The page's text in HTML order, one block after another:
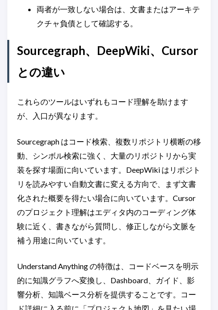
両者が一致しない場合は、文書またはアーキテ
クチャ負債として確認する。
Sourcegraph、DeepWiki、Cursor
との違い
これらのツールはいずれもコード理解を助けます
が、入口が異なります。
Sourcegraph はコード検索、複数リポジトリ横断の移
動、シンボル検索に強く、大量のリポジトリから実
装を探す場面に向いています。DeepWiki はリポジト
リを読みやすい自動文書に変える方向で、まず文書
化された概要を得たい場合に向いています。Cursor
のプロジェクト理解はエディタ内のコーディング体
験に近く、書きながら質問し、修正しながら文脈を
補う用途に向いています。
Understand Anything の特徴は、コードベースを明示
的に知識グラフへ変換し、Dashboard、ガイド、影
響分析、知識ベース分析を提供することです。コー